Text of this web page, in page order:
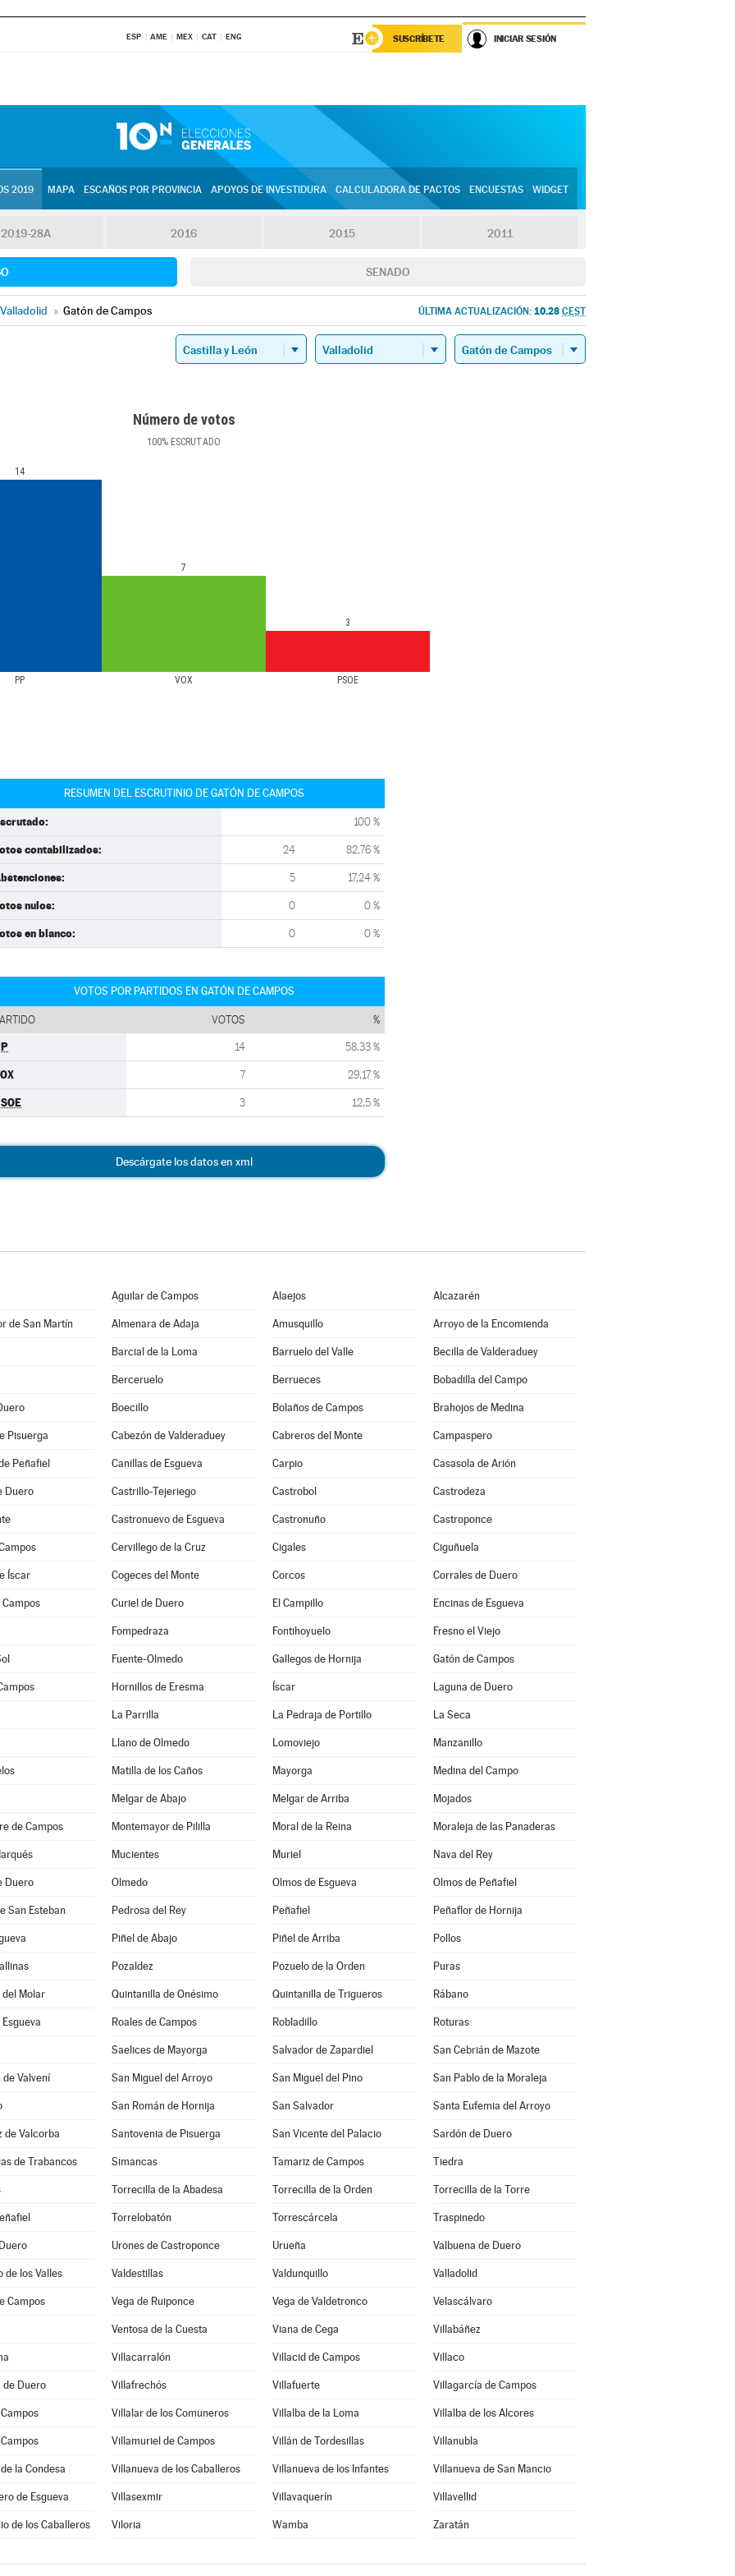
ESP AME MEX CAT ENG SUSCRÍBETE INICIAR SESIÓN
2019 MAPA ESCAÑOS POR PROVINCIA APOYOS DE INVESTIDURA CALCULADORA DE PACTOS ENCUESTAS WIDGET
2019-28A 2016 2015 2011
SENADO
Valladolid » Gatón de Campos ÚLTIMA ACTUALIZACIÓN: 10.28 CEST
Número de votos
100% ESCRUTADO
PP VOX PSOE
14
7
3
RESUMEN DEL ESCRUTINIO DE GATÓN DE CAMPOS
100 %
contabilizados: 24 82,76 %
5 17,24 %
nulos: 0 0 %
en blanco: 0 0 %
VOTOS POR PARTIDOS EN GATÓN DE CAMPOS
VOTOS %
14 58,33 %
7 29,17 %
3 12,5 %
Descárgate los datos en xml
Aguilar de Campos Alaejos Alcazarén
de San Martín Almenara de Adaja Amusquillo Arroyo de la Encomienda
Barcial de la Loma Barruelo del Valle Becilla de Valderaduey
Berceruelo Berrueces Bobadilla del Campo
Boecillo Bolaños de Campos Brahojos de Medina
Pisuerga Cabezón de Valderaduey Cabreros del Monte Campaspero
Peñafiel Canillas de Esgueva Carpio Casasola de Arión
Duero Castrillo-Tejeriego Castrobol Castrodeza
Castronuevo de Esgueva Castronuño Castroponce
Cervillego de la Cruz Cigales Ciguñuela
Íscar Cogeces del Monte Corcos Corrales de Duero
Curiel de Duero El Campillo Encinas de Esgueva
Fompedraza Fontihoyuelo Fresno el Viejo
Fuente-Olmedo Gallegos de Hornija Gatón de Campos
Hornillos de Eresma Íscar Laguna de Duero
La Parrilla La Pedraja de Portillo La Seca
Llano de Olmedo Lomoviejo Manzanillo
Matilla de los Caños Mayorga Medina del Campo
Melgar de Abajo Melgar de Arriba Mojados
de Campos Montemayor de Pililla Moral de la Reina Moraleja de las Panaderas
Mucientes Muriel Nava del Rey
Duero Olmedo Olmos de Esgueva Olmos de Peñafiel
San Esteban Pedrosa del Rey Peñafiel Peñaflor de Hornija
Piñel de Abajo Piñel de Arriba Pollos
Pozaldez Pozuelo de la Orden Puras
Molar Quintanilla de Onésimo Quintanilla de Trigueros Rábano
Roales de Campos Robladillo Roturas
Saelices de Mayorga Salvador de Zapardiel San Cebrián de Mazote
Valvení San Miguel del Arroyo San Miguel del Pino San Pablo de la Moraleja
San Román de Hornija San Salvador Santa Eufemia del Arroyo
de Valcorba Santovenia de Pisuerga San Vicente del Palacio Sardón de Duero
de Trabancos Simancas Tamariz de Campos Tiedra
Torrecilla de la Abadesa Torrecilla de la Orden Torrecilla de la Torre
Torrelobatón Torrescárcela Traspinedo
Urones de Castroponce Urueña Valbuena de Duero
de los Valles Valdestillas Valdunquillo Valladolid
Campos Vega de Ruiponce Vega de Valdetronco Velascálvaro
Ventosa de la Cuesta Viana de Cega Villabáñez
Villacarralón Villacid de Campos Villaco
Duero Villafrechós Villafuerte Villagarcía de Campos
Villalar de los Comuneros Villalba de la Loma Villalba de los Alcores
Villamuriel de Campos Villán de Tordesillas Villanubla
la Condesa Villanueva de los Caballeros Villanueva de los Infantes Villanueva de San Mancio
de Esgueva Villasexmir Villavaquerín Villavellid
de los Caballeros Viloria Wamba Zaratán